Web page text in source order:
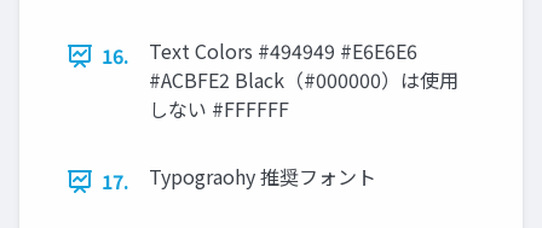
16.
Text Colors #494949 #E6E6E6
#ACBFE2 Black（#000000）は使用
しない #FFFFFF
17. Typograohy 推奨フォント